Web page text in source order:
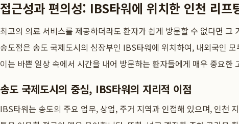
접근성과 편의성: IBS타워에 위치한 인천 리프
최고의 의료 서비스를 제공하더라도 환자가 쉽게 방문할 수 없다면 그
송도점은 송도 국제도시의 심장부인 IBS타워에 위치하여, 내외국인
이는 바쁜 일상 속에서 시간을 내어 방문하는 환자들에게 매우 중요한
송도 국제도시의 중심, IBS타워의 지리적 이점
IBS타워는 송도의 주요 업무, 상업, 주거 지역과 인접해 있으며, 인천